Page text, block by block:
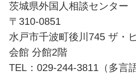
茨城県外国人相談センター
〒310-0851
水戸市千波町後川745 ザ・
会館 分館2階
TEL：029-244-3811（多言